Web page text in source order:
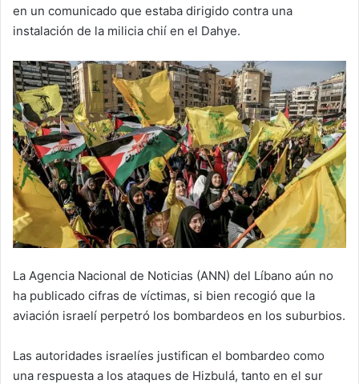
en un comunicado que estaba dirigido contra una
instalación de la milicia chií en el Dahye.
La Agencia Nacional de Noticias (ANN) del Líbano aún no
ha publicado cifras de víctimas, si bien recogió que la
aviación israelí perpetró los bombardeos en los suburbios.
Las autoridades israelíes justifican el bombardeo como
una respuesta a los ataques de Hizbulá, tanto en el sur